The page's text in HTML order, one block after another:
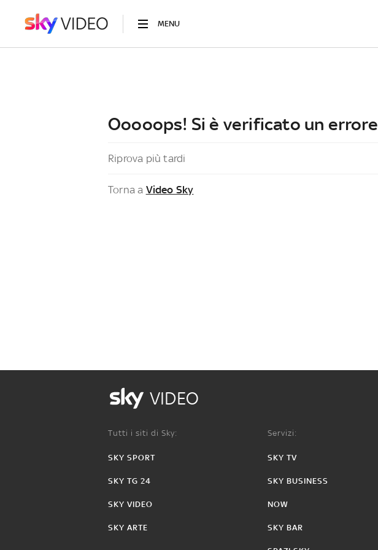
MENU
Ooooops! Si è verificato un errore
Riprova più tardi
Torna a Video Sky
VIDEO
Tutti i siti di Sky:
SKY SPORT
SKY TG 24
SKY VIDEO
SKY ARTE
Servizi:
SKY TV
SKY BUSINESS
NOW
SKY BAR